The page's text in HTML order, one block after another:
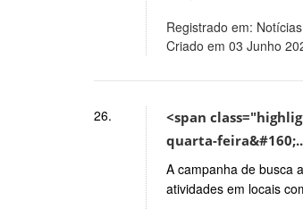
Registrado em:
Criado em 03 Junho
<span
quarta-
A campanha de busca
atividades em locais
26.